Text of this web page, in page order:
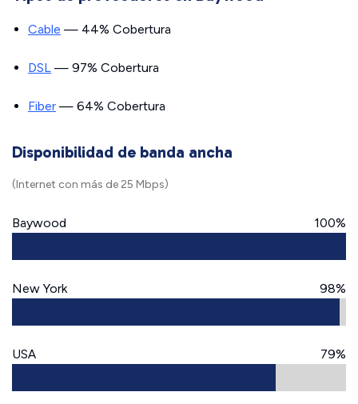
Cable — 44% Cobertura
DSL — 97% Cobertura
Fiber — 64% Cobertura
Disponibilidad de banda ancha
(Internet con más de 25 Mbps)
Baywood 100%
New York 98%
USA 79%